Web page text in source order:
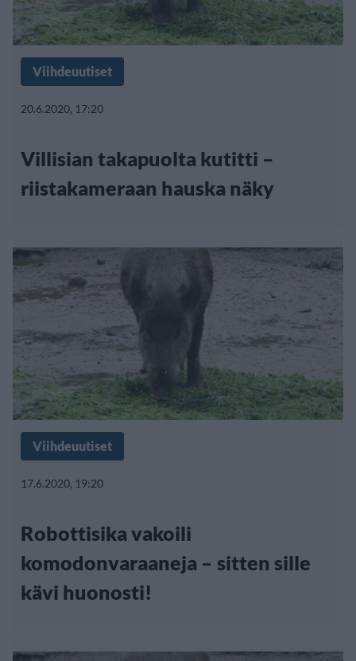
Viihdeuutiset
20.6.2020, 17:20
Villisian takapuolta kutitti –
riistakameraan hauska näky
Viihdeuutiset
17.6.2020, 19:20
Robottisika vakoili
komodonvaraaneja – sitten sille
kävi huonosti!